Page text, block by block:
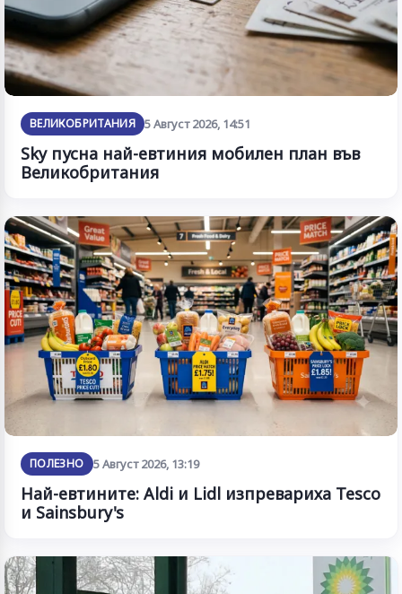
ВЕЛИКОБРИТАНИЯ 5 Август 2026, 14:51
Sky пусна най-евтиния мобилен план във
Великобритания
ПОЛЕЗНО 5 Август 2026, 13:19
Най-евтините: Aldi и Lidl изпревариха Tesco
и Sainsbury's